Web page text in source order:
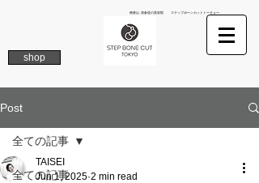
南青山 表参道の美容院 ステップボーンカットトーキョー
shop
Post
全ての記事
全ての記事
TAISEI
Jun 1, 2025 2 min read